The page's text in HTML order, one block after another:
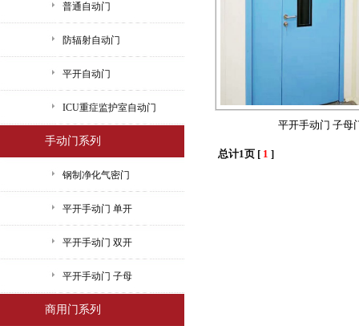
普通自动门
防辐射自动门
平开自动门
ICU重症监护室自动门
手动门系列
钢制净化气密门
平开手动门 单开
平开手动门 双开
平开手动门 子母
商用门系列
平开手动门 子母
总计1页 [ 1 ]